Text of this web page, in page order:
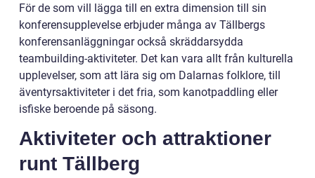
För de som vill lägga till en extra dimension till sin
konferensupplevelse erbjuder många av Tällbergs
konferensanläggningar också skräddarsydda
teambuilding-aktiviteter. Det kan vara allt från kulturella
upplevelser, som att lära sig om Dalarnas folklore, till
äventyrsaktiviteter i det fria, som kanotpaddling eller
isfiske beroende på säsong.
Aktiviteter och attraktioner
runt Tällberg